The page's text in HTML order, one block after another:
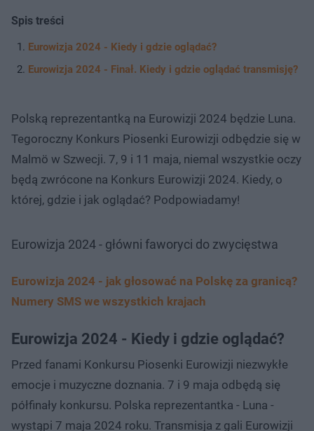
Spis treści
Eurowizja 2024 - Kiedy i gdzie oglądać?
Eurowizja 2024 - Finał. Kiedy i gdzie oglądać transmisję?
Polską reprezentantką na Eurowizji 2024 będzie Luna.
Tegoroczny Konkurs Piosenki Eurowizji odbędzie się w
Malmö w Szwecji. 7, 9 i 11 maja, niemal wszystkie oczy
będą zwrócone na Konkurs Eurowizji 2024. Kiedy, o
której, gdzie i jak oglądać? Podpowiadamy!
Eurowizja 2024 - główni faworyci do zwycięstwa
Eurowizja 2024 - jak głosować na Polskę za granicą?
Numery SMS we wszystkich krajach
Eurowizja 2024 - Kiedy i gdzie oglądać?
Przed fanami Konkursu Piosenki Eurowizji niezwykłe
emocje i muzyczne doznania. 7 i 9 maja odbędą się
półfinały konkursu. Polska reprezentantka - Luna -
wystąpi 7 maja 2024 roku. Transmisja z gali Eurowizji